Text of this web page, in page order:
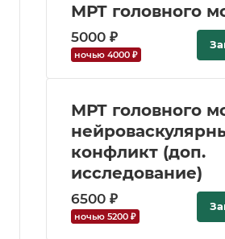
МРТ головного
5000 ₽
ночью 4000 ₽
МРТ головного
конфликт (доп.
исследование)
6500 ₽
ночью 5200 ₽